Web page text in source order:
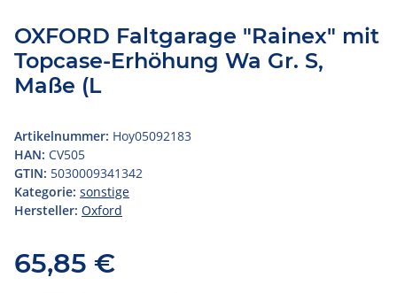
OXFORD Faltgarage "Rainex" mit
Topcase-Erhöhung Wa Gr. S,
Maße (L
Artikelnummer: Hoy05092183
HAN: CV505
GTIN: 5030009341342
Kategorie: sonstige
Hersteller: Oxford
65,85 €